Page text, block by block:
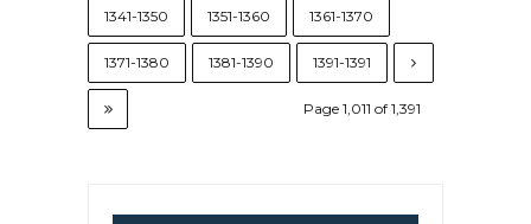
1341-1350 1351-1360 1361-1370
1371-1380 1381-1390 1391-1391
Page 1,011 of 1,391